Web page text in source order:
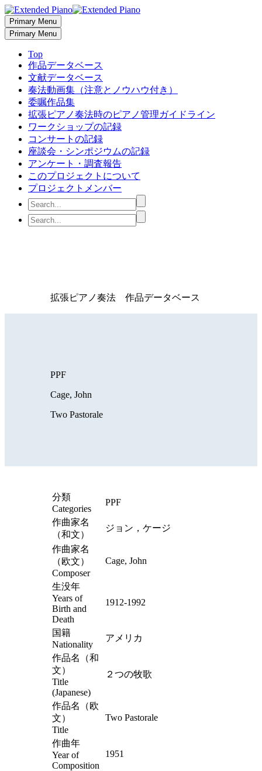
Primary Menu
Primary Menu
Top
作品データベース
文献データベース
奏法動画集（注意とノウハウ付き）
委嘱作品集
拡張ピアノ奏法時のピアノ管理ガイドライン
ワークショップの記録
コンサートの記録
座談会・シンポジウムの記録
アンケート・調査報告
このプロジェクトについて
プロジェクトメンバー
拡張ピアノ奏法 作品データベース
PPF
Cage, John
Two Pastorale
分類
Categories
PPF
作曲家名
（和文）
ジョン，ケージ
作曲家名
（欧文）
Composer
Cage, John
生没年
Years of
Birth and
Death
1912-1992
国籍
Nationality
アメリカ
作品名（和
文）
Title
(Japanese)
２つの牧歌
作品名（欧
文）
Title
Two Pastorale
作曲年
Year of
Composition
1951